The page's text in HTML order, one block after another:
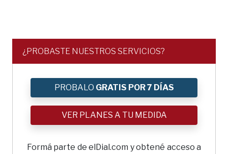
¿PROBASTE NUESTROS SERVICIOS?
PROBALO GRATIS POR 7 DÍAS
VER PLANES A TU MEDIDA
Formá parte de elDial.com y obtené acceso a